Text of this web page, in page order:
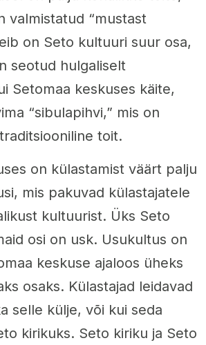
valmistatud “mustast
on Seto kultuuri suur osa,
seotud hulgaliselt
Setomaa keskuses käite,
“sibulapihvi,” mis on
toit.
on külastamist väärt palju
mis pakuvad külastajatele
kultuurist. Üks Seto
osi on usk. Usukultus on
keskuse ajaloos üheks
osaks. Külastajad leidavad
selle külje, või kui seda
kirikuks. Seto kiriku ja Seto